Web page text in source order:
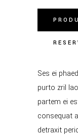
Ses ei
purto zril
partem ei
consequat
detraxit